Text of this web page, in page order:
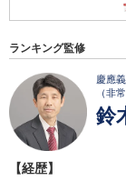
ランキング監修
慶應
（非
鈴
【経歴】